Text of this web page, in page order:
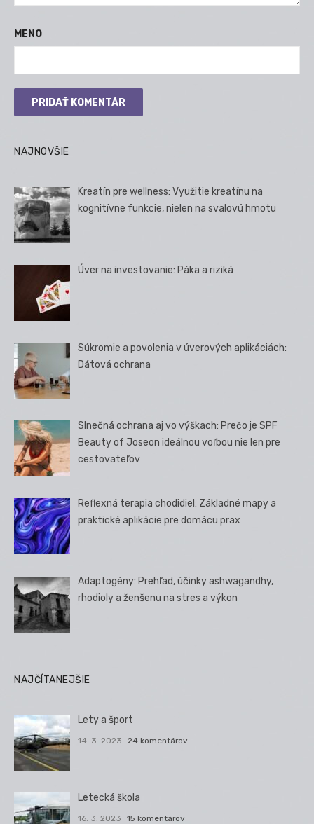
MENO
NAJNOVŠIE
Kreatín pre wellness: Využitie kreatínu na
kognitívne funkcie, nielen na svalovú hmotu
Úver na investovanie: Páka a riziká
Súkromie a povolenia v úverových aplikáciách:
Dátová ochrana
Slnečná ochrana aj vo výškach: Prečo je SPF
Beauty of Joseon ideálnou voľbou nie len pre
cestovateľov
Reflexná terapia chodidiel: Základné mapy a
praktické aplikácie pre domácu prax
Adaptogény: Prehľad, účinky ashwagandhy,
rhodioly a ženšenu na stres a výkon
NAJČÍTANEJŠIE
Lety a šport
14. 3. 2023 24 komentárov
Letecká škola
16. 3. 2023 15 komentárov